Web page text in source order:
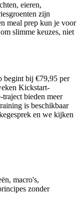
eieren,
zijn
meal prep kun je voor
slimme keuzes, niet
begint bij €79,95 per
Kickstart-
bieden meer
is beschikbaar
en we kijken
macro's,
zonder